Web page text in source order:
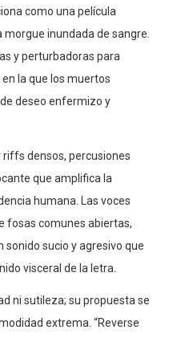
como una película
inundada de sangre.
y perturbadoras para
la que los muertos
deseo enfermizo y
densos, percusiones
que amplifica la
humana. Las voces
fosas comunes abiertas,
sucio y agresivo que
visceral de la letra.
ni sutileza; su propuesta se
extrema. “Reverse